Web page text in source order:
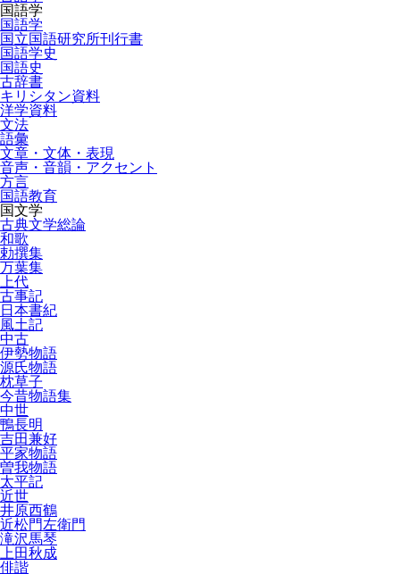
国語学
国語学
国立国語研究所刊行書
国語学史
国語史
古辞書
キリシタン資料
洋学資料
文法
語彙
文章・文体・表現
音声・音韻・アクセント
方言
国語教育
国文学
古典文学総論
和歌
勅撰集
万葉集
上代
古事記
日本書紀
風土記
中古
伊勢物語
源氏物語
枕草子
今昔物語集
中世
鴨長明
吉田兼好
平家物語
曽我物語
太平記
近世
井原西鶴
近松門左衛門
滝沢馬琴
上田秋成
俳諧